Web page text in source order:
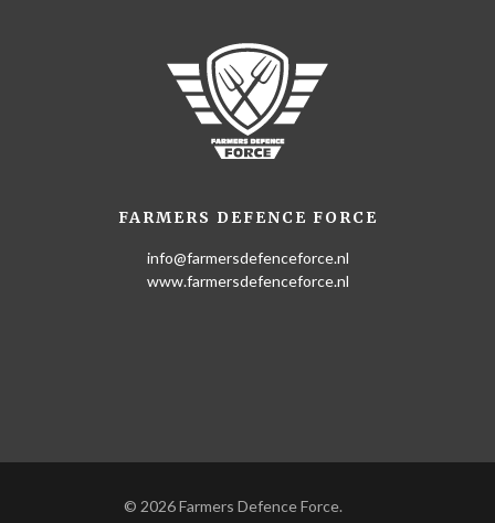
FARMERS DEFENCE FORCE
info@farmersdefenceforce.nl
www.farmersdefenceforce.nl
© 2026 Farmers Defence Force.